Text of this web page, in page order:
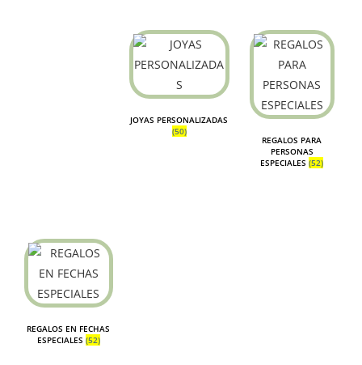
JOYAS PERSONALIZADAS
(50)
REGALOS PARA
PERSONAS
ESPECIALES(52)
REGALOS EN FECHAS
ESPECIALES (52)